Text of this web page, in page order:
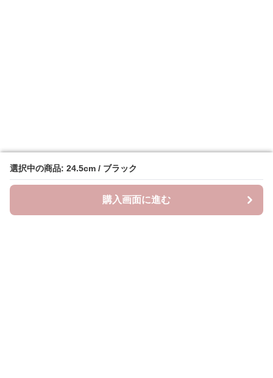
選択中の商品: 24.5cm / ブラック
購入画面に進む
選択中の商品: 24.5cm / ブラック
購入画面に進む